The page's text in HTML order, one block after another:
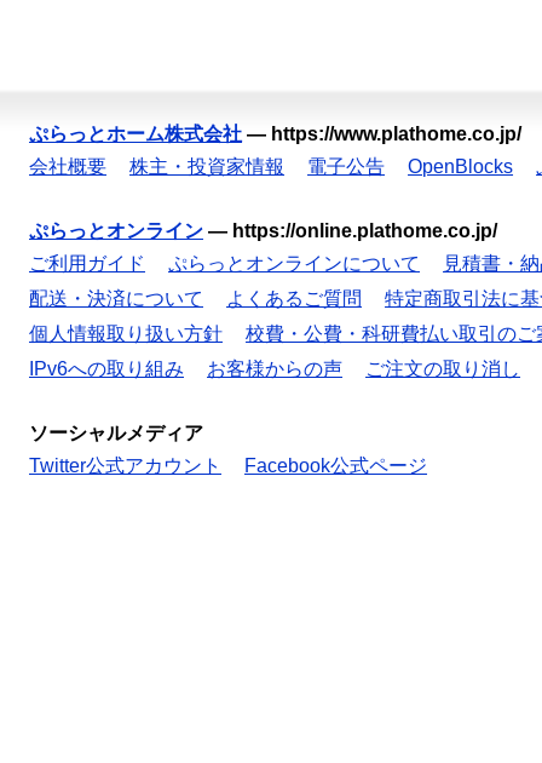
ぷらっとホーム株式会社 — https://www.plathome.co.jp/
会社概要
株主・投資家情報 電子公告 OpenBlocks
ぷらっとオンライン — https://online.plathome.co.jp/
ご利用ガイド
ぷらっとオンラインについて
見積書・
配送・決済について
よくあるご質問
特定商取引法に
個人情報取り扱い方針
校費・公費・科研費払い取引のご
IPv6への取り組み
お客様からの声 ご注文の取り消し
ソーシャルメディア
Twitter公式アカウント
Facebook公式ページ